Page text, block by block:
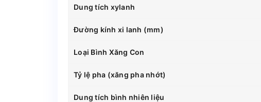
Dung tích xylanh
Đường kính xi lanh (mm)
Loại Bình Xăng Con
Tỷ lệ pha (xăng pha nhớt)
Dung tích bình nhiên liệu